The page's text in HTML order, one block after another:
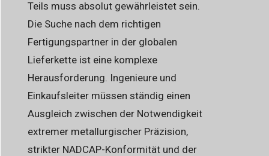
Teils muss absolut gewährleistet sein.
Die Suche nach dem richtigen
Fertigungspartner in der globalen
Lieferkette ist eine komplexe
Herausforderung. Ingenieure und
Einkaufsleiter müssen ständig einen
Ausgleich zwischen der Notwendigkeit
extremer metallurgischer Präzision,
strikter NADCAP-Konformität und der